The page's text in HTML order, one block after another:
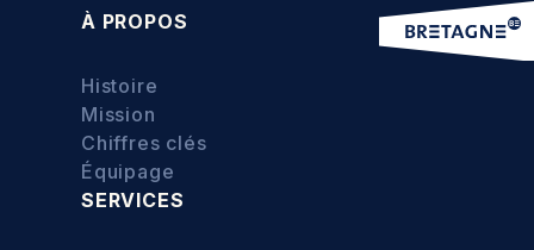
À PROPOS
Histoire
Mission
Chiffres clés
Équipage
SERVICES